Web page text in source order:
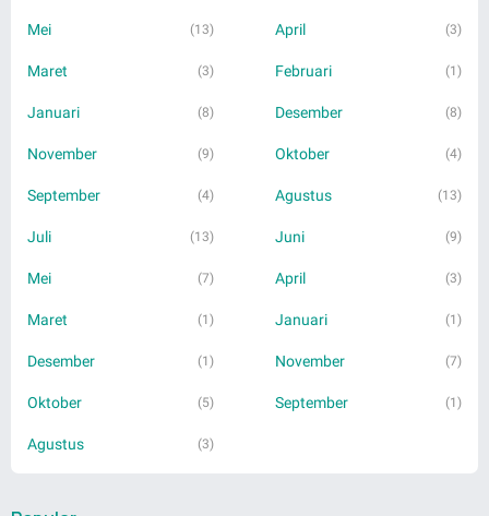
Mei (13) April (3)
Maret (3) Februari (1)
Januari (8) Desember (8)
November (9) Oktober (4)
September (4) Agustus (13)
Juli (13) Juni (9)
Mei (7) April (3)
Maret (1) Januari (1)
Desember (1) November (7)
Oktober (5) September (1)
Agustus (3)